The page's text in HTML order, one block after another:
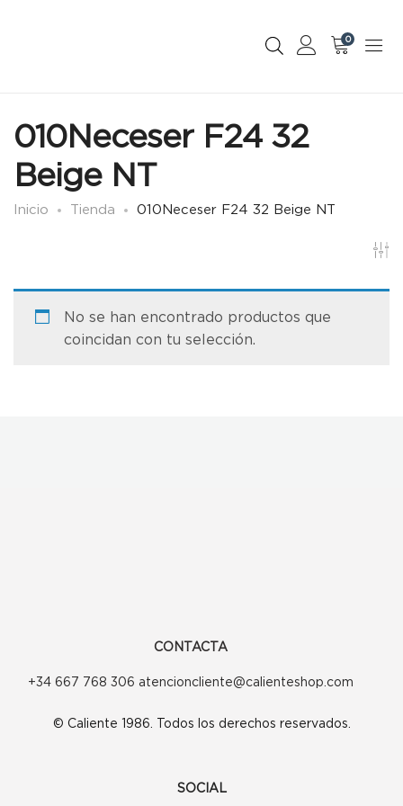
0
010Neceser F24 32
Beige NT
Inicio Tienda 010Neceser F24 32 Beige NT
No se han encontrado productos que
coincidan con tu selección.
CONTACTA
+34 667 768 306 atencioncliente@calienteshop.com
© Caliente 1986. Todos los derechos reservados.
SOCIAL